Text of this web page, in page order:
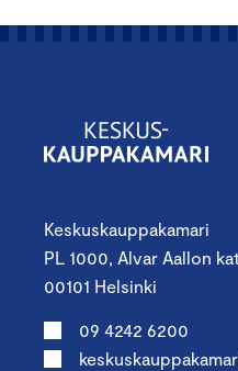
Keskuskauppakamari
PL 1000, Alvar Aallon
00101 Helsinki
09 4242 6200